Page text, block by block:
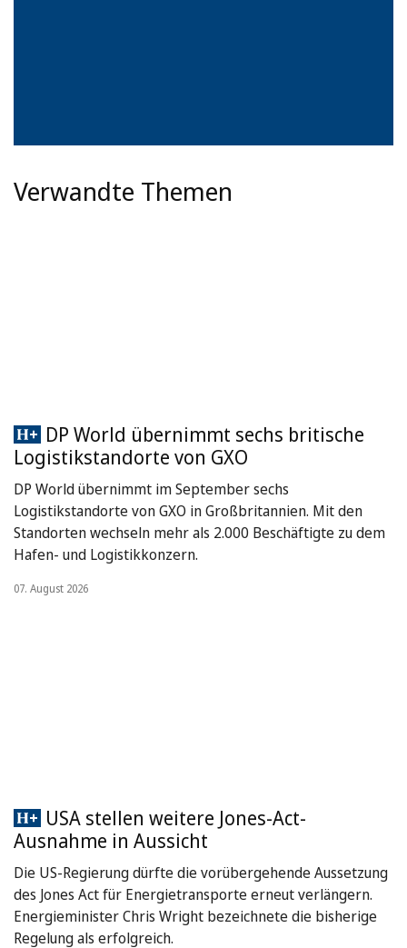
Verwandte Themen
DP World übernimmt sechs britische
Logistikstandorte von GXO
DP World übernimmt im September sechs
Logistikstandorte von GXO in Großbritannien. Mit den
Standorten wechseln mehr als 2.000 Beschäftigte zu dem
Hafen- und Logistikkonzern.
07. August 2026
USA stellen weitere Jones-Act-
Ausnahme in Aussicht
Die US-Regierung dürfte die vorübergehende Aussetzung
des Jones Act für Energietransporte erneut verlängern.
Energieminister Chris Wright bezeichnete die bisherige
Regelung als erfolgreich.